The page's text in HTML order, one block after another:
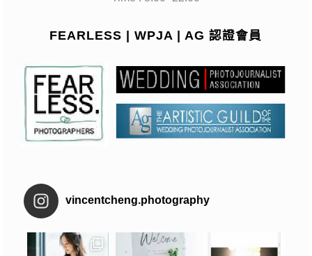
FEARLESS | WPJA | AG 認證會員
vincentcheng.photography